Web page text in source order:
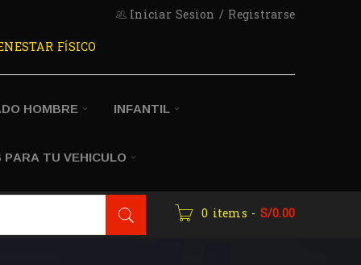
FÍSICO
Iniciar Sesion / Registrarse
HOMBRE INFANTIL
TU VEHICULO
0 items - S/0.00